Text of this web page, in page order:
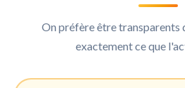
On préfère être transparents
exactement ce que